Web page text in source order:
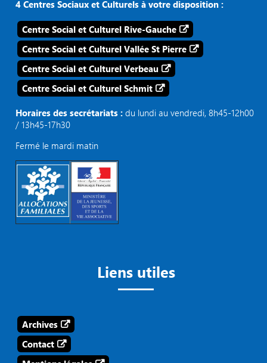
4 Centres Sociaux et Culturels à votre disposition :
Centre Social et Culturel Rive-Gauche
Centre Social et Culturel Vallée St Pierre
Centre Social et Culturel Verbeau
Centre Social et Culturel Schmit
Horaires des secrétariats :du lundi au vendredi, 8h45-12h00
/ 13h45-17h30
Fermé le mardi matin
Liens utiles
Archives
Contact